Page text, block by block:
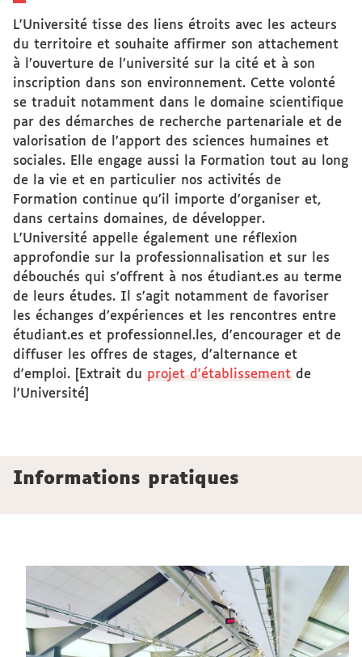
L'Université tisse des liens étroits avec les acteurs
du territoire et souhaite affirmer son attachement
à l’ouverture de l’université sur la cité et à son
inscription dans son environnement. Cette volonté
se traduit notamment dans le domaine scientifique
par des démarches de recherche partenariale et de
valorisation de l’apport des sciences humaines et
sociales. Elle engage aussi la Formation tout au long
de la vie et en particulier nos activités de
Formation continue qu’il importe d’organiser et,
dans certains domaines, de développer.
L'Université appelle également une réflexion
approfondie sur la professionnalisation et sur les
débouchés qui s’offrent à nos étudiant.es au terme
de leurs études. Il s'agit notamment de favoriser
les échanges d’expériences et les rencontres entre
étudiant.es et professionnel.les, d'encourager et de
diffuser les offres de stages, d'alternance et
d'emploi. [Extrait du projet d'établissement de
l'Université]
Informations pratiques